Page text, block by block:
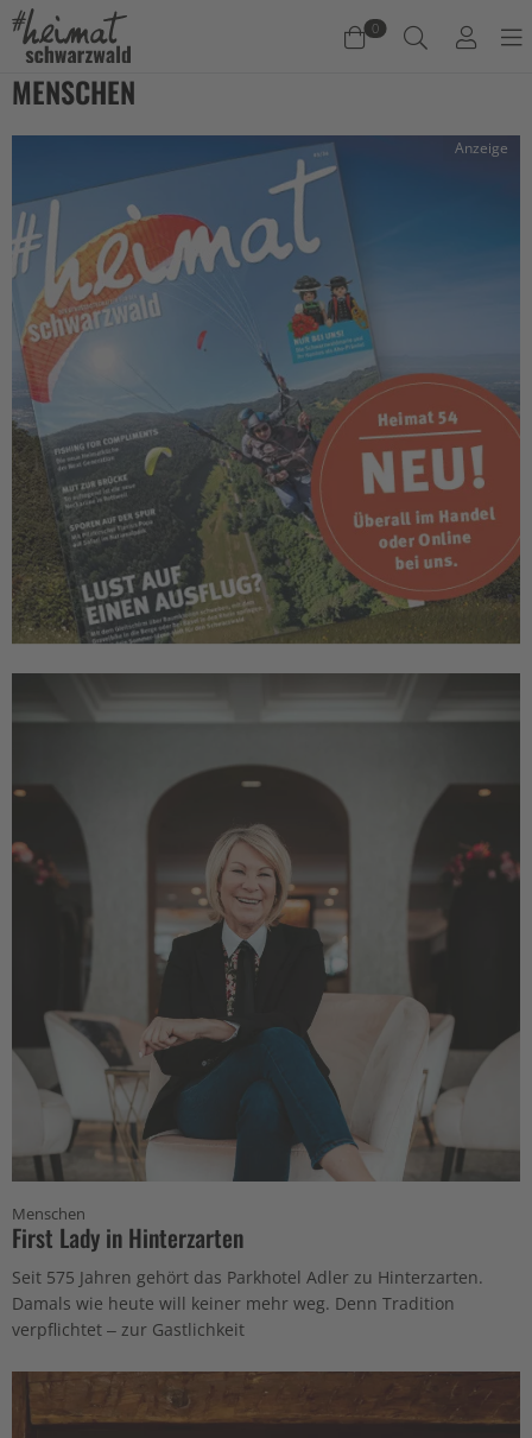
0
Es befinden sich keine Produkte im Warenkorb.
Jetzt einkaufen
MENSCHEN
Anzeige
Menschen
First Lady in Hinterzarten
Seit 575 Jahren gehört das Parkhotel Adler zu Hinterzarten.
Damals wie heute will keiner mehr weg. Denn Tradition
verpflichtet – zur Gastlichkeit